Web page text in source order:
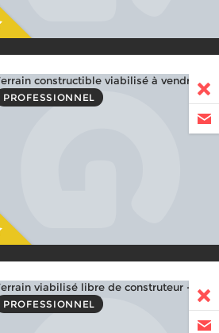
PROFESSIONNEL
PROFESSIONNEL